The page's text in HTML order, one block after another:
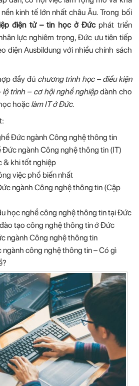
kinh tế lớn nhất châu Âu. Trong bối
điện tử – tin học ở Đứcphát triển
lực nghiêm trọng, Đức ưu tiên tiếp
diện Ausbildung với nhiều chính sách
đầy đủ chương trình học – điều kiện
trình – cơ hội nghề nghiệpdành cho
hoặc làm IT ở Đức.
Đức ngành Công nghệ thông tin
Đức ngành Công nghệ thông tin (IT)
& khi tốt nghiệp
việc phổ biến nhất
ngành Công nghệ thông tin (Cập
học nghề công nghệ thông tin tại Đức
tạo công nghệ thông tin ở Đức
ngành Công nghệ thông tin
công nghệ thông tin – Có gì